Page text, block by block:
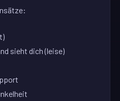
sieht dich (leise)